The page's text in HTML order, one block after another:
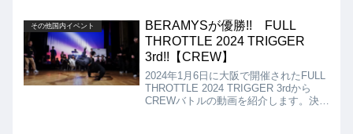
となりました!!
その他国内イベント
BERAMYSが優勝!! FULL
THROTTLE 2024 TRIGGER
3rd!!【CREW】
2024年1月6日に大阪で開催されたFULL
THROTTLE 2024 TRIGGER 3rdから
CREWバトルの動画を紹介します。決勝